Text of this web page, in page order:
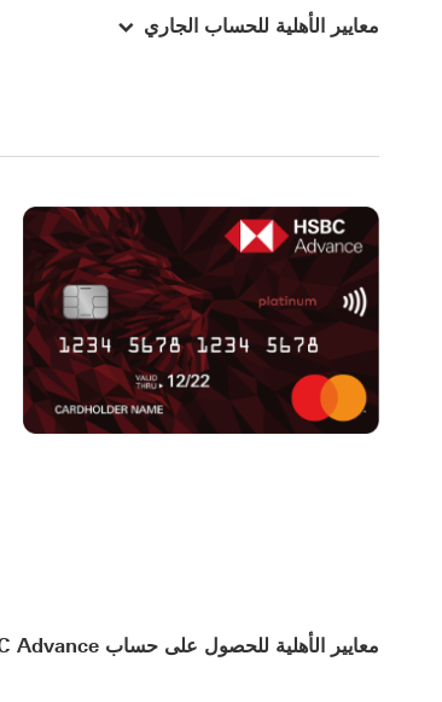
معايير الأهلية للحساب الجاري
معايير الأهلية للحصول على حساب HSBC Advance